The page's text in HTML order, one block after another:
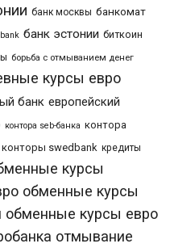
банк москвы банкомат
банк эстонии биткоин
борьба с отмыванием денег
курсы евро
банк европейский
контора seb-банка контора
конторы swedbank кредиты
курсы
обменные курсы
обменные курсы евро
отмывание